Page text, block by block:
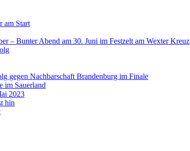
am Start
– Bunter Abend am 30. Juni im Festzelt am Wexter Kreuz
gegen Nachbarschaft Brandenburg im Finale
im Sauerland
2023
hin